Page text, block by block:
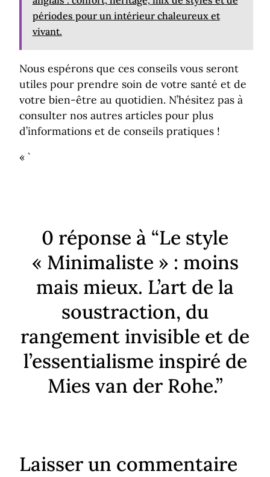
périodes pour un intérieur chaleureux et
vivant.
Nous espérons que ces conseils vous seront
utiles pour prendre soin de votre santé et de
votre bien-être au quotidien. N’hésitez pas à
consulter nos autres articles pour plus
d’informations et de conseils pratiques !
« `
0 réponse à “Le style
« Minimaliste » : moins
mais mieux. L’art de la
soustraction, du
rangement invisible et de
l’essentialisme inspiré de
Mies van der Rohe.”
Laisser un commentaire